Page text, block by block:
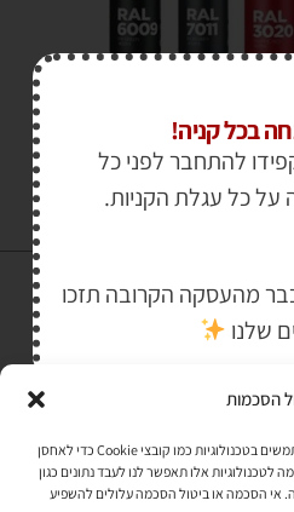
הסכמות
כדי לספק חוויית משתמש מיטבית, אנו משתמשים בטכנולוגיות כמו קובצי Cookie כדי לאחסן
לטכנולוגיות אלו תאפשר לנו לעבד נתונים כגון
אי הסכמה או ביטול הסכמה עלולים להשפיע
האתר»
בכל קניה!
להתחבר לפני כל
מהעסקה הקרובה תזכו
שלנו